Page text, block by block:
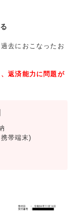
去におこなったお
返済能力に問題が
帯端末)